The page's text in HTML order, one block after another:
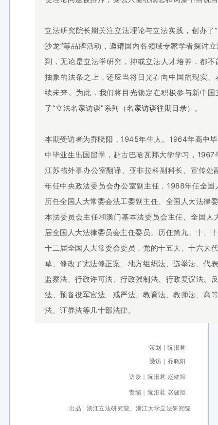
立法研究院长期关注立法理论与立法实践，创办了
沙龙”等品牌活动，邀请国内各领域专家学者探讨
到，无论是立法学研究，抑或立法人才培养，都
抽象的法条之上，还应当将目光看向中国的现实
续未来。为此，我们将目光锁定在积极参与新中
了“立法名家访谈”系列 （名家访谈往期目录）。
本期受访者为乔晓阳，1945年生人。1964年高中
中毕业生出国留学，赴古巴哈瓦那大学学习，
江苏省外事办公室翻译、亚非拉科副科长、宣传
年任中央政法委员会办公室副主任，1988年任全
历任全国人大常委会法工委副主任、全国人大法律
本法委员会主任和澳门基本法委员会主任、全国
届全国人大法律委员会主任委员。历任第九、十、
十二届全国人大常委会委员，党的十五大、十六大
草、修改了宪法修正案、地方组织法、选举法、代
监察法、行政许可法、行政强制法、行政复议法、
法、预备役军官法、戒严法、教育法、教师法、高
法、证券法等几十部法律。
策划｜阮汨君
受访｜乔晓阳
访谈｜阮汨君 赵健旭
责编｜阮汨君 赵健旭
出品 | 浙江立法研究院、浙江大学立法研究院